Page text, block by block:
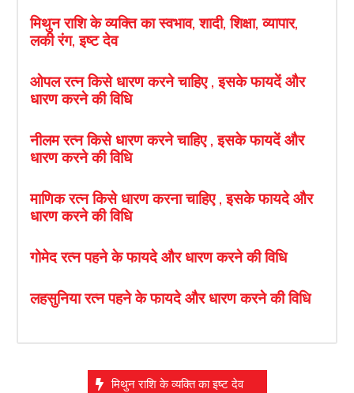
मिथुन राशि के व्यक्ति का स्वभाव, शादी, शिक्षा, व्यापार,
लकी रंग, इष्ट देव
ओपल रत्न किसे धारण करने चाहिए , इसके फायदें और
धारण करने की विधि
नीलम रत्न किसे धारण करने चाहिए , इसके फायदें और
धारण करने की विधि
माणिक रत्न किसे धारण करना चाहिए , इसके फायदे और
धारण करने की विधि
गोमेद रत्न पहने के फायदे और धारण करने की विधि
लहसुनिया रत्न पहने के फायदे और धारण करने की विधि
मिथुन राशि के व्यक्ति का इष्ट देव